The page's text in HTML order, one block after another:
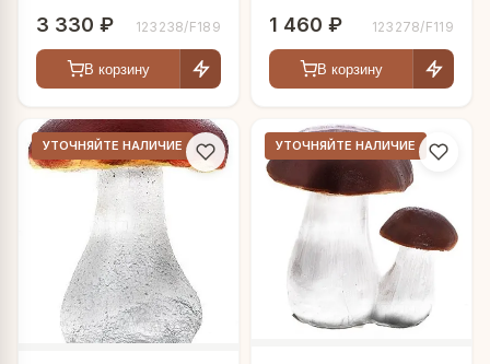
3 330 ₽ 123238/F189
В корзину
1 460 ₽ 123278/F119
В корзину
УТОЧНЯЙТЕ НАЛИЧИЕ УТОЧНЯЙТЕ НАЛИЧИЕ